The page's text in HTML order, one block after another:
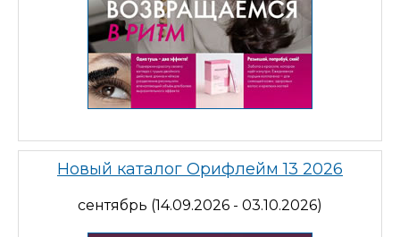
Новый каталог Орифлейм 13 2026
сентябрь (14.09.2026 - 03.10.2026)